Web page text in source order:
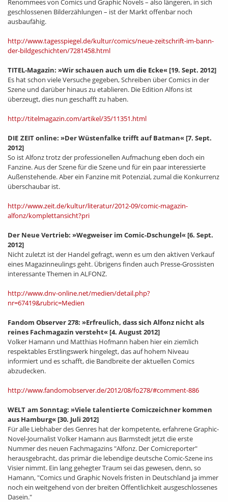
Renommees von Comics und Graphic Novels – also längeren, in sich
geschlossenen Bilderzählungen – ist der Markt offenbar noch
ausbaufähig.
http://www.tagesspiegel.de/kultur/comics/neue-zeitschrift-im-bann-
der-bildgeschichten/7281458.html
TITEL-Magazin: »Wir schauen auch um die Ecke« [19. Sept. 2012]
Es hat schon viele Versuche gegeben, Schreiben über Comics in der
Szene und darüber hinaus zu etablieren. Die Edition Alfons ist
überzeugt, dies nun geschafft zu haben.
http://titelmagazin.com/artikel/35/11351.html
DIE ZEIT online: »Der Wüstenfalke trifft auf Batman« [7. Sept.
2012]
So ist Alfonz trotz der professionellen Aufmachung eben doch ein
Fanzine. Aus der Szene für die Szene und für ein paar interessierte
Außenstehende. Aber ein Fanzine mit Potenzial, zumal die Konkurrenz
überschaubar ist.
http://www.zeit.de/kultur/literatur/2012-09/comic-magazin-
alfonz/komplettansicht?pri
Der Neue Vertrieb: »Wegweiser im Comic-Dschungel« [6. Sept.
2012]
Nicht zuletzt ist der Handel gefragt, wenn es um den aktiven Verkauf
eines Magazinneulings geht. Übrigens finden auch Presse-Grossisten
interessante Themen in ALFONZ.
http://www.dnv-online.net/medien/detail.php?
nr=67419&rubric=Medien
Fandom Observer 278: »Erfreulich, dass sich Alfonz nicht als
reines Fachmagazin versteht« [4. August 2012]
Volker Hamann und Matthias Hofmann haben hier ein ziemlich
respektables Erstlingswerk hingelegt, das auf hohem Niveau
informiert und es schafft, die Bandbreite der aktuellen Comics
abzudecken.
http://www.fandomobserver.de/2012/08/fo278/#comment-886
WELT am Sonntag: »Viele talentierte Comiczeichner kommen
aus Hamburg« [30. Juli 2012]
Für alle Liebhaber des Genres hat der kompetente, erfahrene Graphic-
Novel-Journalist Volker Hamann aus Barmstedt jetzt die erste
Nummer des neuen Fachmagazins "Alfonz. Der Comicreporter"
herausgebracht, das primär die lebendige deutsche Comic-Szene ins
Visier nimmt. Ein lang gehegter Traum sei das gewesen, denn, so
Hamann, "Comics und Graphic Novels fristen in Deutschland ja immer
noch ein weitgehend von der breiten Öffentlichkeit ausgeschlossenes
Dasein."